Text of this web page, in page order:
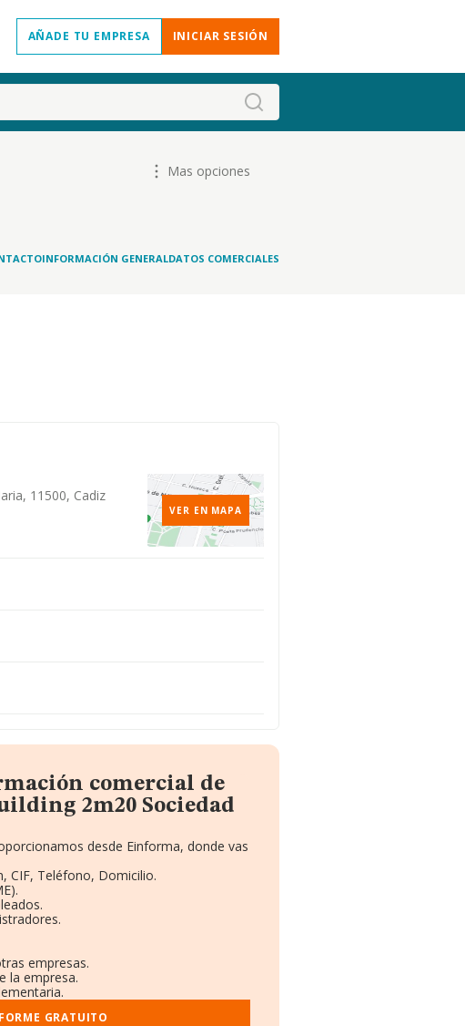
AÑADE TU EMPRESA INICIAR SESIÓN
Mas opciones
INFORMACIÓN GENERALDATOS COMERCIALES
11500, Cadiz
VER EN MAPA
comercial de
2m20 Sociedad
desde Einforma, donde vas
CIF, Teléfono, Domicilio.
empresas.
la empresa.
GRATUITO